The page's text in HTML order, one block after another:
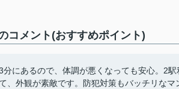
コメント(おすすめポイント)
にあるので、体調が悪くなっても安心。2
、外観が素敵です。防犯対策もバッチリな